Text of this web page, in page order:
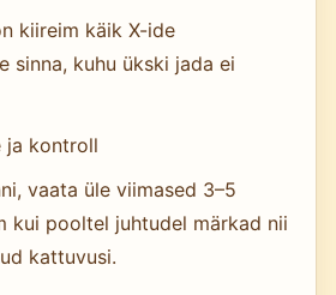
kiireim käik X-ide
sinna, kuhu ükski jada ei
ja kontroll
vaata üle viimased 3–5
kui pooltel juhtudel märkad nii
kattuvusi.